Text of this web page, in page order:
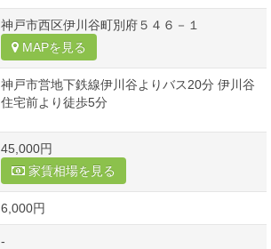
神戸市西区伊川谷町別府５４６－１
MAPを見る
神戸市営地下鉄線伊川谷よりバス20分 伊川谷
住宅前より徒歩5分
45,000円
家賃相場を見る
6,000円
-